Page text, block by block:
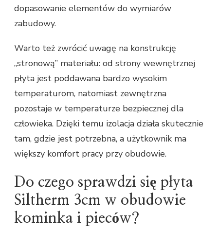
dopasowanie elementów do wymiarów
zabudowy.
Warto też zwrócić uwagę na konstrukcję
„stronową” materiału: od strony wewnętrznej
płyta jest poddawana bardzo wysokim
temperaturom, natomiast zewnętrzna
pozostaje w temperaturze bezpiecznej dla
człowieka. Dzięki temu izolacja działa skutecznie
tam, gdzie jest potrzebna, a użytkownik ma
większy komfort pracy przy obudowie.
Do czego sprawdzi się płyta
Siltherm 3cm w obudowie
kominka i pieców?